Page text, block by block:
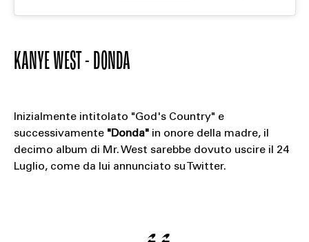
KANYE WEST - DONDA
Inizialmente intitolato "God's Country" e
successivamente "Donda"in onore della madre, il
decimo album di Mr. West sarebbe dovuto uscire il 24
Luglio, come da lui annunciato su Twitter.